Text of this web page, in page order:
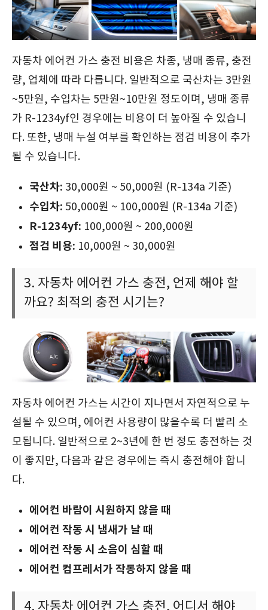
자동차 에어컨 가스 충전 비용은 차종, 냉매 종류, 충전
량, 업체에 따라 다릅니다. 일반적으로 국산차는 3만원
~5만원, 수입차는 5만원~10만원 정도이며, 냉매 종류
가 R-1234yf인 경우에는 비용이 더 높아질 수 있습니
다. 또한, 냉매 누설 여부를 확인하는 점검 비용이 추가
될 수 있습니다.
국산차: 30,000원 ~ 50,000원 (R-134a 기준)
수입차: 50,000원 ~ 100,000원 (R-134a 기준)
R-1234yf: 100,000원 ~ 200,000원
점검 비용: 10,000원 ~ 30,000원
3. 자동차 에어컨 가스 충전, 언제 해야 할
까요? 최적의 충전 시기는?
자동차 에어컨 가스는 시간이 지나면서 자연적으로 누
설될 수 있으며, 에어컨 사용량이 많을수록 더 빨리 소
모됩니다. 일반적으로 2~3년에 한 번 정도 충전하는 것
이 좋지만, 다음과 같은 경우에는 즉시 충전해야 합니
다.
에어컨 바람이 시원하지 않을 때
에어컨 작동 시 냄새가 날 때
에어컨 작동 시 소음이 심할 때
에어컨 컴프레서가 작동하지 않을 때
4. 자동차 에어컨 가스 충전, 어디서 해야